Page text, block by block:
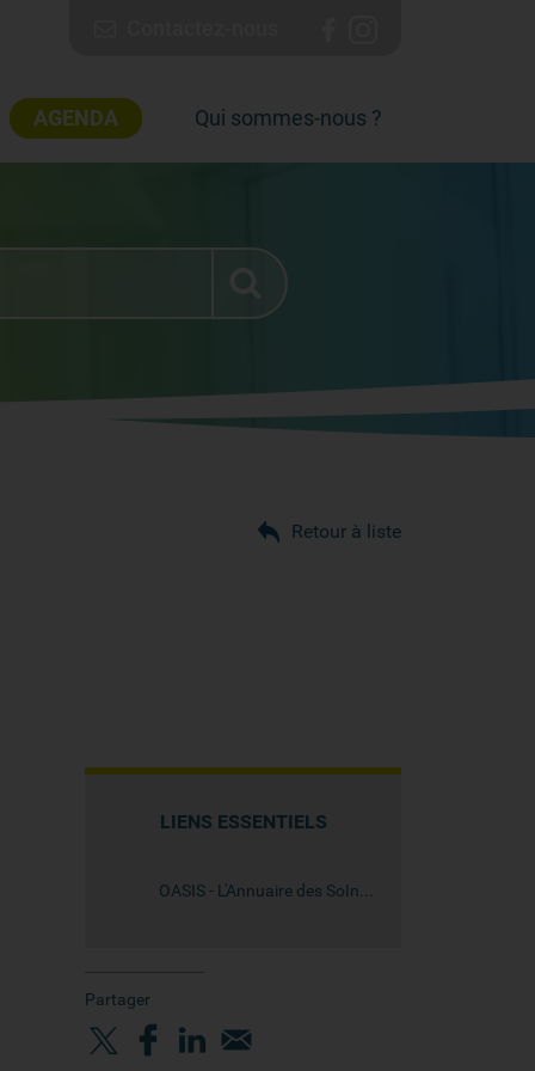
AGENDA Qui sommes-nous ?
Retour à liste
LIENS ESSENTIELS
Partager